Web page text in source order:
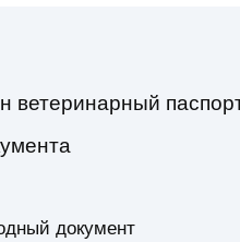
ветеринарный
документ